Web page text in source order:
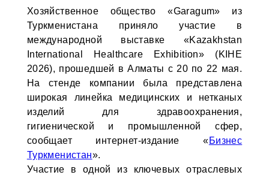
Хозяйственное общество «Garagum» из
Туркменистана приняло участие в
международной выставке «Kazakhstan
International Healthcare Exhibition» (KIHE
2026), прошедшей в Алматы с 20 по 22 мая.
На стенде компании была представлена
широкая линейка медицинских и нетканых
изделий для здравоохранения,
гигиенической и промышленной сфер,
сообщает интернет-издание «Бизнес
Туркменистан».
Участие в одной из ключевых отраслевых